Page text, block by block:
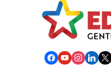
facebook
youtubeinstagram
linkedin
x